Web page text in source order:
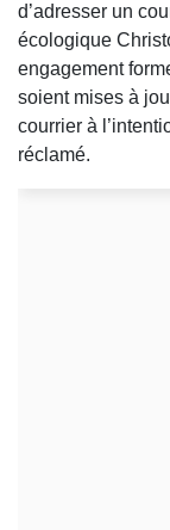
d’adresser un
écologique
engagement
soient mises à
courrier à
réclamé.